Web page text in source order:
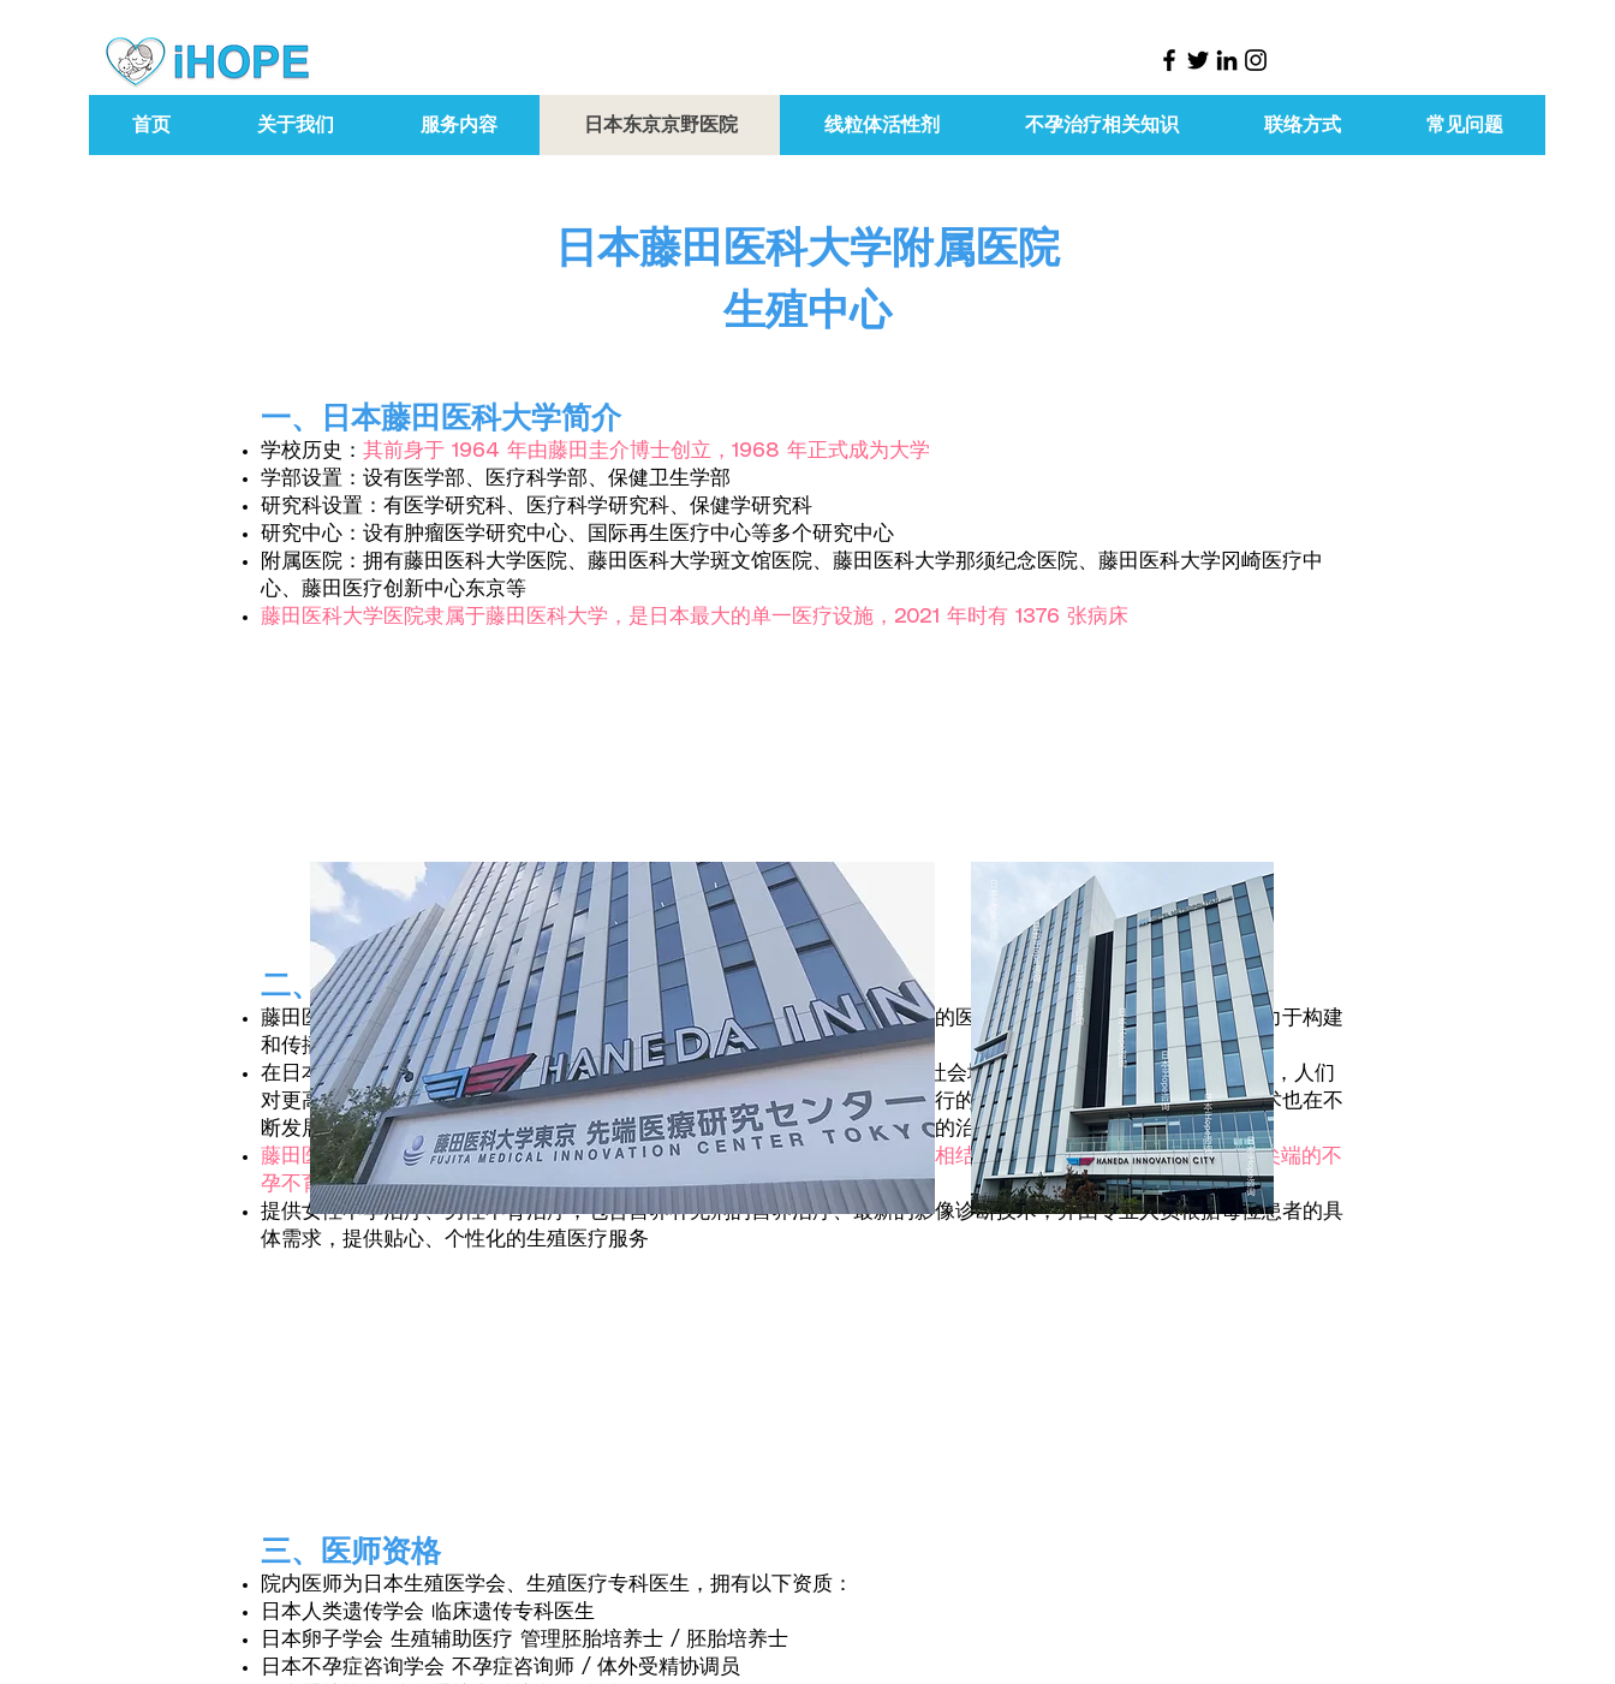
首页 关于我们 服务内容 日本东京京野医院 线粒体活性剂 不孕治疗相关知识 联络方式 常见问题
日本藤田医科大学附属医院
生殖中心
一、日本藤田医科大学简介
学校历史： 其前身于 1964 年由藤田圭介博士创立，1968 年正式成为大学
学部设置：设有医学部、医疗科学部、保健卫生学部
研究科设置：有医学研究科、医疗科学研究科、保健学研究科
研究中心：设有肿瘤医学研究中心、国际再生医疗中心等多个研究中心
附属医院：拥有藤田医科大学医院、藤田医科大学斑文馆医院、藤田医科大学那须纪念医院、藤田医科大学冈崎医疗中
心、藤田医疗创新中心东京等
藤田医科大学医院隶属于藤田医科大学，是日本最大的单一医疗设施，2021 年时有 1376 张病床
二、先端医疗研究中心（生殖中心）
藤田医科大学东京先端医疗研究中心在不断积累临床数据的基础上，将先进的医疗技术作为治疗选择之一，并致力于构建
和传播这些先进医疗的科学证据
在日本，通过试管婴儿技术出生的孩子已约占新生儿总数的8%。随着女性社会地位的提升以及家庭形式的多样化，人们
对更高水平、更优质的辅助生殖医疗需求持续增长。此外，为未来怀孕而进行的卵子冷冻保存和胚胎冷冻保存技术也在不
断发展。同时，随着癌症治疗的不断进步，在癌症治疗开始前保存生育能力的治疗需求也在增加
藤田医科大学东京先端医疗研究中心的生殖中心将再生医疗与传统生殖医疗相结合，开展“前沿生殖医疗”等日本尖端的不
孕不育治疗技术
提供女性不孕治疗、男性不育治疗，包含营养补充剂的营养治疗、最新的影像诊断技术，并由专业人员根据每位患者的具
体需求，提供贴心、个性化的生殖医疗服务
三、医师资格
院内医师为日本生殖医学会、生殖医疗专科医生，拥有以下资质：
日本人类遗传学会 临床遗传专科医生
日本卵子学会 生殖辅助医疗 管理胚胎培养士 / 胚胎培养士
日本不孕症咨询学会 不孕症咨询师 / 体外受精协调员